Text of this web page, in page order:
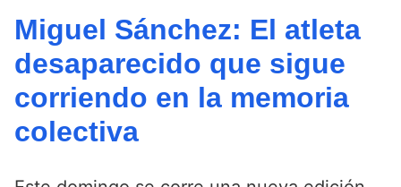
Miguel Sánchez: El atleta
desaparecido que sigue
corriendo en la memoria
colectiva